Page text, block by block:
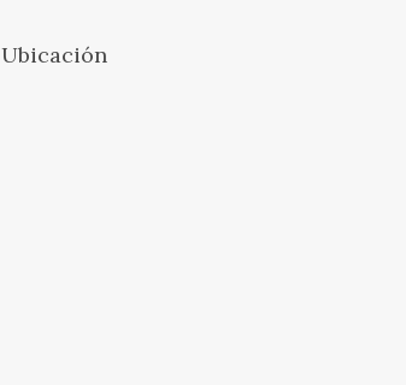
Ubicación